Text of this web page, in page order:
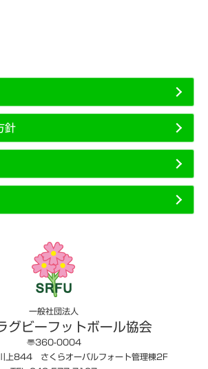
針
一般社団法人
グビーフットボール協会
〠360-0004
上844 さくらオーバルフォート管理棟2F